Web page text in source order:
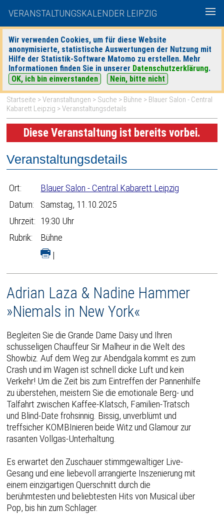
VERANSTALTUNGSKALENDER LEIPZIG
Wir verwenden Cookies, um für diese Website
anonymisierte, statistische Auswertungen der Nutzung mit
Hilfe der Statistik-Software Matomo zu erstellen. Mehr
Informationen finden Sie in unserer Datenschutzerklärung.
OK, ich bin einverstanden
Nein, bitte nicht
heute|morgen| Detaillierte Suche
Startseite >Veranstaltungen > Suche > Bühne > Blauer Salon - Central
Kabarett Leipzig > Veranstaltungsdetails
Diese Veranstaltung ist bereits vorbei.
Veranstaltungsdetails
Ort:
Blauer Salon - Central Kabarett Leipzig
Datum:
Samstag, 11.10.2025
Uhrzeit: 19:30 Uhr
Rubrik:
Bühne
|
Adrian Laza & Nadine Hammer
»Niemals in New York«
Begleiten Sie die Grande Dame Daisy und Ihren
schusseligen Chauffeur Sir Malheur in die Welt des
Showbiz. Auf dem Weg zur Abendgala kommt es zum
Crash und im Wagen ist schnell dicke Luft und kein
Verkehr! Um die Zeit bis zum Eintreffen der Pannenhilfe
zu überstehen, meistern Sie die emotionale Berg- und
Talfahrt zwischen Kaffee-Klatsch, Familien-Tratsch
und Blind-Date frohsinnig. Bissig, unverblümt und
treffsicher KOMBInieren beide Witz und Glamour zur
rasanten Vollgas-Unterhaltung.
Es erwartet den Zuschauer stimmgewaltiger Live-
Gesang und eine liebevoll arrangierte Inszenierung mit
einem einzigartigen Querschnitt durch die
berühmtesten und beliebtesten Hits von Musical über
Pop, bis hin zum Schlager.